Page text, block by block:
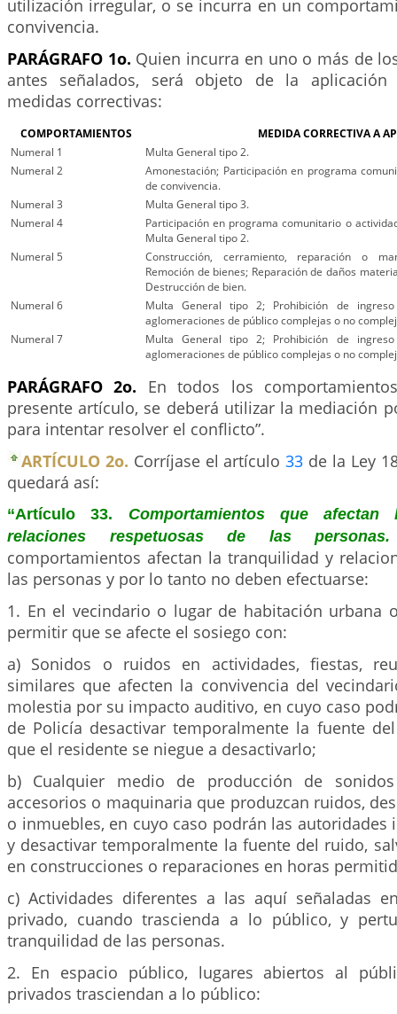
utilización irregular, o se incurra en un
convivencia.
PARÁGRAFO 1o. Quien incurra en uno o más de
antes señalados, será objeto de la
medidas correctivas:
COMPORTAMIENTOS
MEDIDA CORRECTIVA A
Numeral 1
Multa General tipo 2.
Numeral 2
Amonestación; Participación en programa
de convivencia.
Numeral 3
Multa General tipo 3.
Numeral 4
Participación en programa comunitario o
Multa General tipo 2.
Numeral 5
Construcción, cerramiento, reparación o
Remoción de bienes; Reparación de daños
Destrucción de bien.
Numeral 6
Multa General tipo 2; Prohibición de
aglomeraciones de público complejas o no
Numeral 7
Multa General tipo 2; Prohibición de
aglomeraciones de público complejas o no
PARÁGRAFO 2o. En todos los
presente artículo, se deberá utilizar la mediación
para intentar resolver el conflicto”.
ARTÍCULO 2o. Corríjase el artículo33 de la Ley
quedará así:
“Artículo 33. Comportamientos que
relaciones respetuosas de las
comportamientos afectan la tranquilidad y
las personas y por lo tanto no deben efectuarse:
1. En el vecindario o lugar de habitación urbana
permitir que se afecte el sosiego con:
a) Sonidos o ruidos en actividades, fiestas,
similares que afecten la convivencia del
molestia por su impacto auditivo, en cuyo caso
de Policía desactivar temporalmente la fuente
que el residente se niegue a desactivarlo;
b) Cualquier medio de producción de
accesorios o maquinaria que produzcan ruidos,
o inmuebles, en cuyo caso podrán las autoridades
y desactivar temporalmente la fuente del ruido,
en construcciones o reparaciones en horas
c) Actividades diferentes a las aquí señaladas
privado, cuando trascienda a lo público, y
tranquilidad de las personas.
2. En espacio público, lugares abiertos al
privados trasciendan a lo público: